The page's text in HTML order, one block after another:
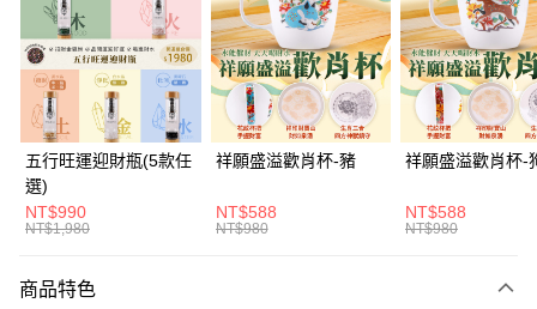
3 期 0 利率 每期 NT$7,600 21家銀行
合作金庫商業銀行
第一商業銀行
華南商業銀行
彰化商業銀行
上海商業儲蓄銀行
台北富邦商業銀行
國泰世華商業銀行
兆豐國際商業銀行
臺灣中小企業銀行
台中商業銀行
匯豐（台灣）商業銀行
華泰商業銀行
元大商業銀行
台灣樂天信用卡公司
LINE Pay
Apple Pay
街口支付
悠遊付
Google Pay
全支付
五行旺運迎財瓶(5款任
選)
NT$990
NT$1,980
祥願盛溢歡肖杯-豬
NT$588
NT$980
祥願盛溢歡肖杯-
NT$588
NT$980
商品特色